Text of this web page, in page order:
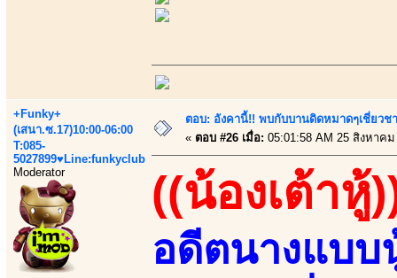
+Funky+
(เสนา.ซ.17)10:00-06:00
T:085-
5027899♥Line:funkyclub
Moderator
ตอบ: อังคานี้!! พบกับบานดิดหมาดๆเชี่ยวช
« ตอบ #26 เมื่อ: 05:01:58 AM 25 สิงหาคม
((น้องเต้าหู้
อดีตนางแบบ